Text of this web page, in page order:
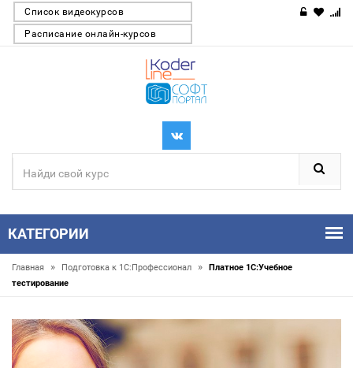
Список видеокурсов
Расписание онлайн-курсов
КАТЕГОРИИ
Главная » Подготовка к 1С:Профессионал »
Платное 1С:Учебное
тестирование